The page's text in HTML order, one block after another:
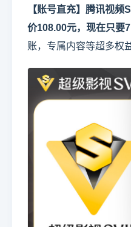
【账号直充】腾讯视频
价108.00元，现在只要
账，专属内容等超多权